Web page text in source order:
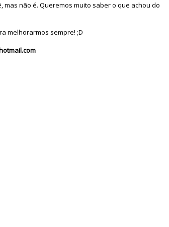
mas não é. Queremos muito saber o que achou do
melhorarmos sempre! ;D